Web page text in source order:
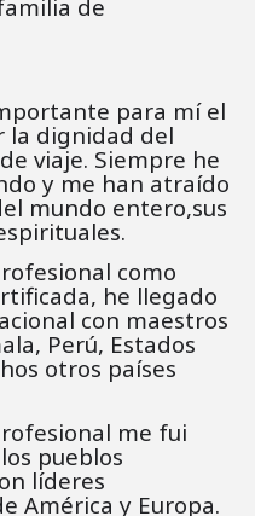
de
para mí el
la dignidad del
viaje. Siempre he
y me han atraído
mundo entero,sus
como
he llegado
con maestros
Perú, Estados
otros países
me fui
pueblos
líderes
América y Europa.